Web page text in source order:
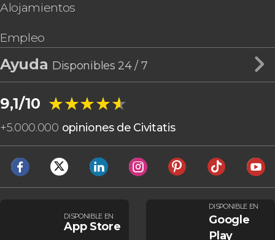
Alojamientos
Empleo
Ayuda Disponibles 24 / 7
9,1/10 ★★★★★
★★★★★
+5.000.000 opiniones de Civitatis
DISPONIBLE EN
App Store
DISPONIBLE EN
Google
Play